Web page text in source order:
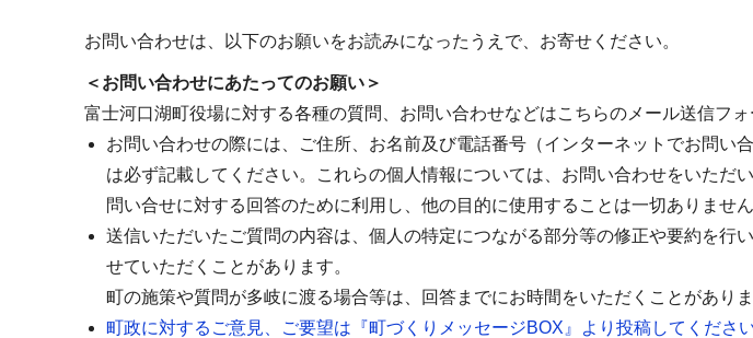
お問い合わせは、以下のお願いをお読みになったうえで、お寄せください。
＜お問い合わせにあたってのお願い＞
富士河口湖町役場に対する各種の質問、お問い合わせなどはこちらのメール送信フォ
お問い合わせの際には、ご住所、お名前及び電話番号（インターネットでお問い
は必ず記載してください。これらの個人情報については、お問い合わせをいただ
問い合せに対する回答のために利用し、他の目的に使用することは一切ありません
送信いただいたご質問の内容は、個人の特定につながる部分等の修正や要約を行
せていただくことがあります。
町の施策や質問が多岐に渡る場合等は、回答までにお時間をいただくことがあり
町政に対するご意見、ご要望は『町づくりメッセージBOX』より投稿してください